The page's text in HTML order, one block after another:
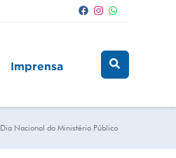
Imprensa
Dia Nacional do Ministério Público